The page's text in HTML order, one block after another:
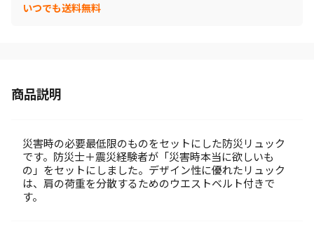
いつでも送料無料
商品説明
災害時の必要最低限のものをセットにした防災リュック
です。防災士＋震災経験者が「災害時本当に欲しいも
の」をセットにしました。デザイン性に優れたリュック
は、肩の荷重を分散するためのウエストベルト付きで
す。